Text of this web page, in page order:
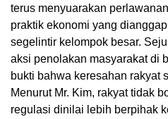
terus menyuarakan
praktik ekonomi yang
segelintir kelompok besar.
aksi penolakan masyarakat di
bukti bahwa keresahan rakyat
Menurut Mr. Kim, rakyat tidak
regulasi dinilai lebih berpihak